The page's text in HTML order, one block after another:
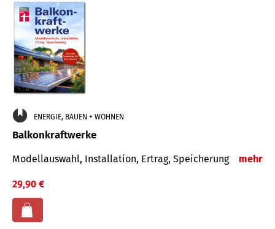
ENERGIE, BAUEN + WOHNEN
Balkonkraftwerke
Modellauswahl, Installation, Ertrag, Speicherung mehr
29,90 €